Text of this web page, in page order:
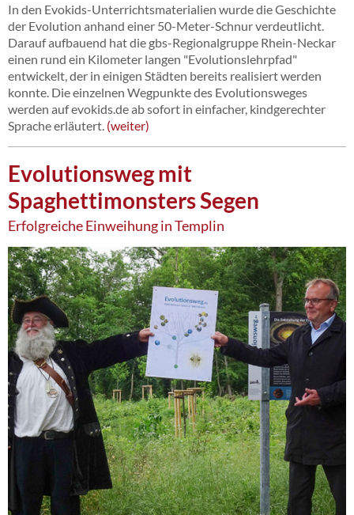
In den Evokids-Unterrichtsmaterialien wurde die Geschichte
der Evolution anhand einer 50-Meter-Schnur verdeutlicht.
Darauf aufbauend hat die gbs-Regionalgruppe Rhein-Neckar
einen rund ein Kilometer langen "Evolutionslehrpfad"
entwickelt, der in einigen Städten bereits realisiert werden
konnte. Die einzelnen Wegpunkte des Evolutionsweges
werden auf evokids.de ab sofort in einfacher, kindgerechter
Sprache erläutert. weiter
Evolutionsweg mit
Spaghettimonsters Segen
Erfolgreiche Einweihung in Templin